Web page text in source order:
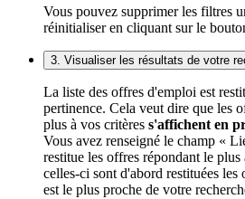
Vous pouvez supprimer les filtres
réinitialiser en cliquant sur le
3. Visualiser les résultats de votre
La liste des offres d'emploi est
pertinence. Cela veut dire que les
plus à vos critères s'affichent en
Vous avez renseigné le champ «
restitue les offres répondant le plus
celles-ci sont d'abord restituées
est le plus proche de votre